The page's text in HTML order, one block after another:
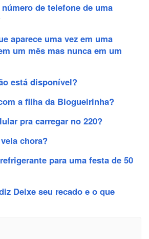
de telefone de uma
aparece uma vez em uma
um mês mas nunca em um
está disponível?
a filha da Blogueirinha?
pra carregar no 220?
chora?
para uma festa de 50
Deixe seu recado e o que